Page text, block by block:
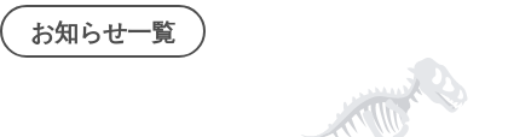
お知らせ一覧